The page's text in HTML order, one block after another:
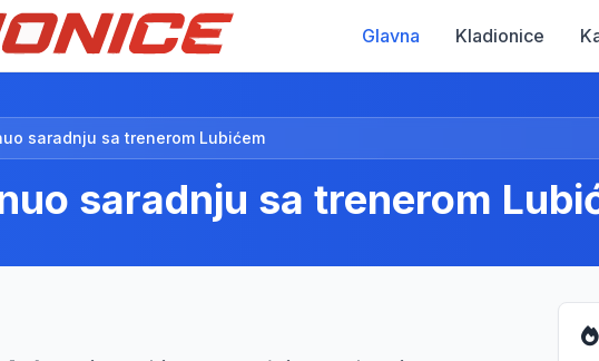
Glavna Kladionice
saradnju sa trenerom Lubićem
saradnju sa trenerom